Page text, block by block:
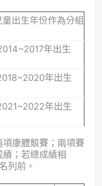
童出生年份作為分組
年出生
年出生
年出生
康體競賽；兩項賽
；若總成績相
列前。